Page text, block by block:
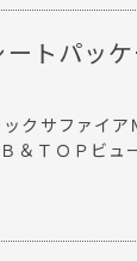
トパッ
クサファイア
＆ＴＯＰビュ